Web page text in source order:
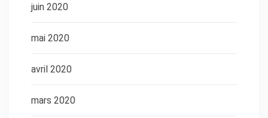
juin 2020
mai 2020
avril 2020
mars 2020